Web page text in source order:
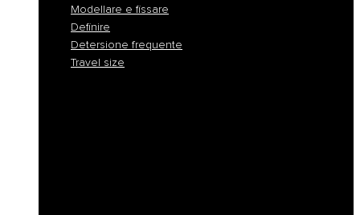
Modellare e fissare
Definire
Detersione frequente
Travel size